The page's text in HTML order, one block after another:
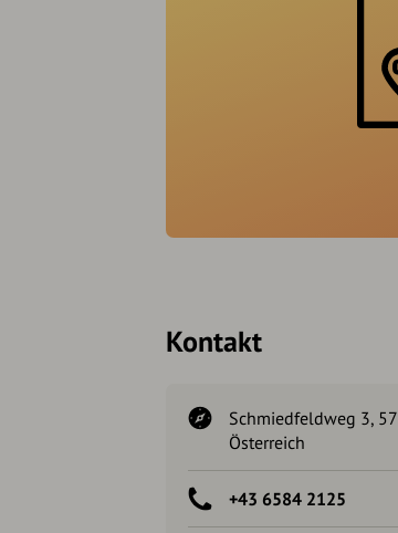
Kontakt
Schmiedfeldweg 3,
Österreich
+43 6584 2125